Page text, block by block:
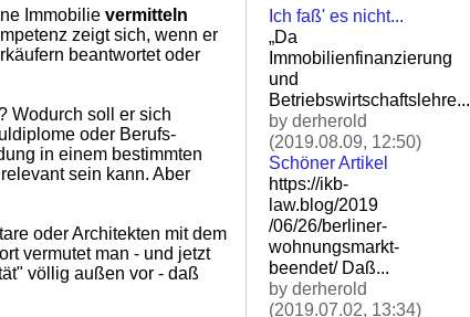
Immobilie vermitteln
zeigt sich, wenn er
beantwortet oder
Wodurch soll er sich
oder Berufs-
in einem bestimmten
sein kann. Aber
oder Architekten mit dem
vermutet man - und jetzt
völlig außen vor - daß
Ich faß' es nicht...
„Da
Immobilienfinanzierung
und
Betriebswirtschaftslehre...
by derherold
(2019.08.09, 12:50)
Schöner Artikel
https://ikb-
law.blog/2019
/06/26/berliner-
wohnungsmarkt-
beendet/ Daß...
by derherold
(2019.07.02, 13:34)